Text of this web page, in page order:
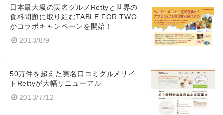
日本最大級の実名グルメRettyと世界の
食料問題に取り組むTABLE FOR TWO
がコラボキャンペーンを開始！
2013/8/9
50万件を超えた実名口コミグルメサイ
トRettyが大幅リニューアル
2013/7/12